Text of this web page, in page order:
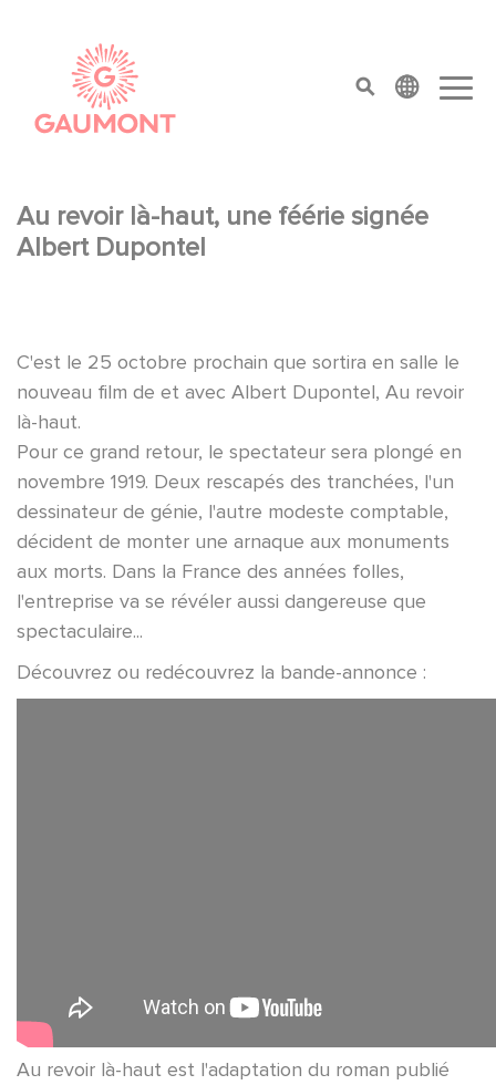
top menu
Au revoir là-haut, une féérie signée
Albert Dupontel
C'est le 25 octobre prochain que sortira en salle le
nouveau film de et avec Albert Dupontel, Au revoir
là-haut.
Pour ce grand retour, le spectateur sera plongé en
novembre 1919. Deux rescapés des tranchées, l'un
dessinateur de génie, l'autre modeste comptable,
décident de monter une arnaque aux monuments
aux morts. Dans la France des années folles,
l'entreprise va se révéler aussi dangereuse que
spectaculaire...
Découvrez ou redécouvrez la bande-annonce :
Au revoir là-haut est l'adaptation du roman publié